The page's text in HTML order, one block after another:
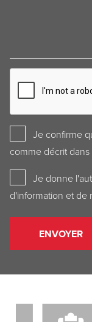
Privacy
Policy
Je confirme
comme décrit dans
Newsletter
Je donne
d'information et de